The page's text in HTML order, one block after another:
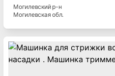
Могилевскийр-н
Могилевская обл.